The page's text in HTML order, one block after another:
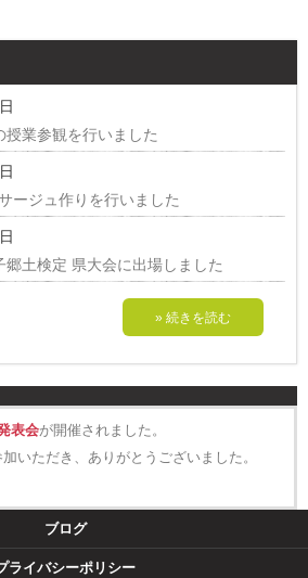
授業参観を行いました
ージュ作りを行いました
郷土検定 県大会に出場しました
» 続きを読む
表会が開催されました。
いただき、ありがとうございました。
ブログ
ライバシーポリシー